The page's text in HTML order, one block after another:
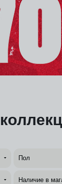
Пол
Наличие в